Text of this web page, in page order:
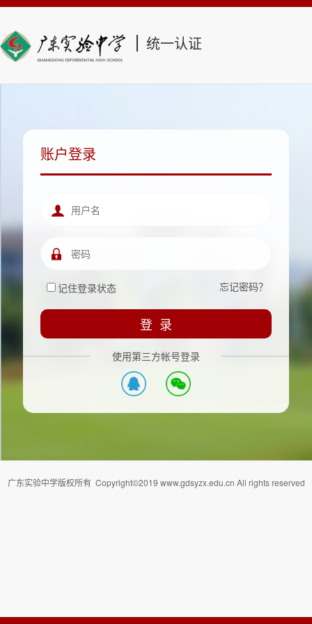
统一认证
账户登录
记住登录状态 忘记密码？
登 录
使用第三方帐号登录
广东实验中学版权所有 Copyright©️2019 www.gdsyzx.edu.cn All rights reserved